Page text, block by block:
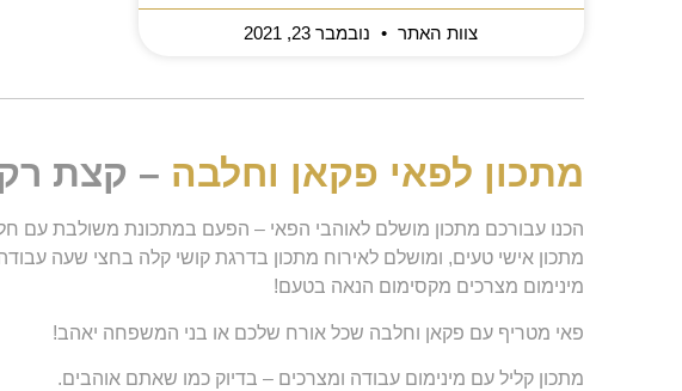
צוות האתר נובמבר 23, 2021
מתכון לפאי פקאן וחלבה – קצת
הכנו עבורכם מתכון מושלם לאוהבי הפאי – הפעם במתכונת משולבת עם
מתכון אישי טעים, ומושלם לאירוח מתכון בדרגת קושי קלה בחצי שעה
מינימום מצרכים מקסימום הנאה בטעם!
פאי מטריף עם פקאן וחלבה שכל אורח שלכם או בני המשפחה יאהב!
מתכון קליל עם מינימום עבודה ומצרכים – בדיוק כמו שאתם אוהבים.